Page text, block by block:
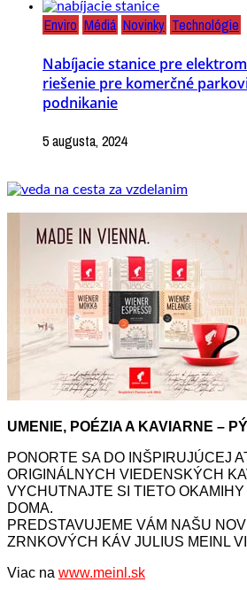
Enviro Médiá Novinky Technológie
Nabíjacie stanice pre
riešenie pre komerčné
podnikanie
5 augusta, 2024
UMENIE, POÉZIA A KAVIARNE –
PONORTE SA DO INŠPIRUJÚCEJ
ORIGINÁLNYCH VIEDENSKÝCH
VYCHUTNAJTE SI TIETO
DOMA.
PREDSTAVUJEME VÁM NAŠU
ZRNKOVÝCH KÁV JULIUS MEINL
Viac na www.meinl.sk